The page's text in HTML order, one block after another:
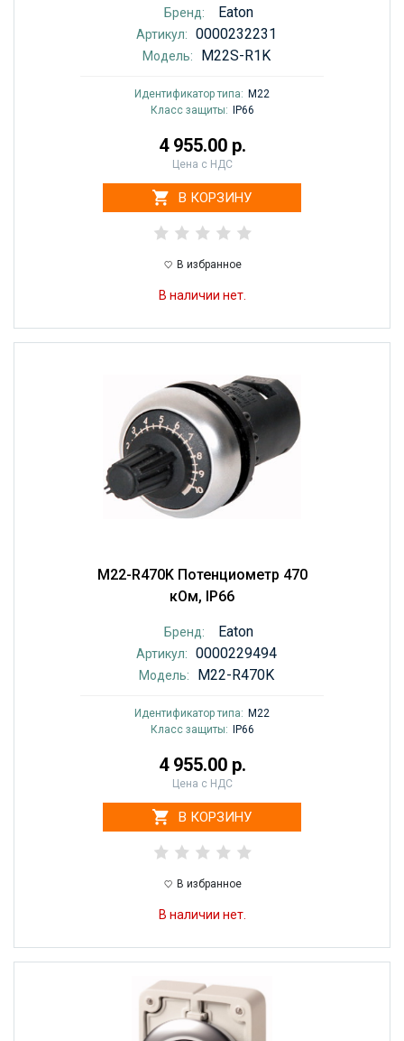
Бренд: Eaton
Артикул: 0000232231
Модель: M22S-R1K
Идентификатор типа: M22
Класс защиты:
IP66
4 955.00 р.
Цена с НДС
В КОРЗИНУ
В избранное
В наличии нет.
M22-R470K Потенциометр 470
кОм, IP66
Бренд: Eaton
Артикул: 0000229494
Модель: M22-R470K
Идентификатор типа: M22
Класс защиты:
IP66
4 955.00 р.
Цена с НДС
В КОРЗИНУ
В избранное
В наличии нет.